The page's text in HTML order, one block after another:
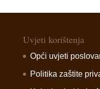
Uvjeti korištenja
Opći uvjeti
Politika zaštite